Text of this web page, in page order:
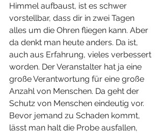
Himmel aufbaust, ist es schwer
vorstellbar, dass dir in zwei Tagen
alles um die Ohren fliegen kann. Aber
da denkt man heute anders. Da ist,
auch aus Erfahrung, vieles verbessert
worden. Der Veranstalter hat ja eine
große Verantwortung für eine große
Anzahl von Menschen. Da geht der
Schutz von Menschen eindeutig vor.
Bevor jemand zu Schaden kommt,
lässt man halt die Probe ausfallen,